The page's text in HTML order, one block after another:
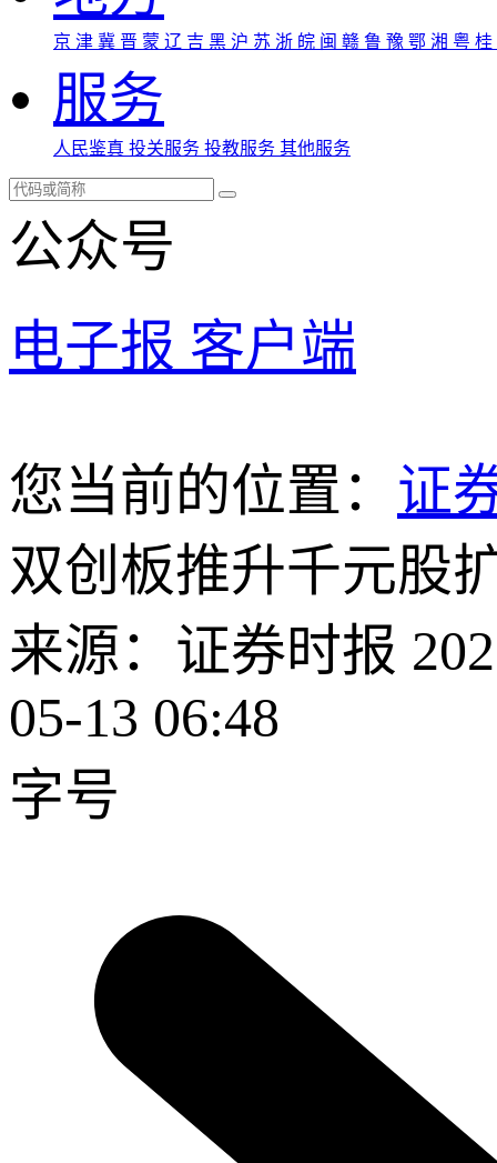
京 津 冀 晋 蒙 辽 吉 黑 沪 苏 浙 皖 闽 赣 鲁 豫 鄂 湘 粤 桂
服务
人民鉴真 投关服务 投教服务 其他服务
公众号
电子报 客户端
您当前的位置： 证
双创板推升千元股
来源：证券时报
05-13 06:48
字号